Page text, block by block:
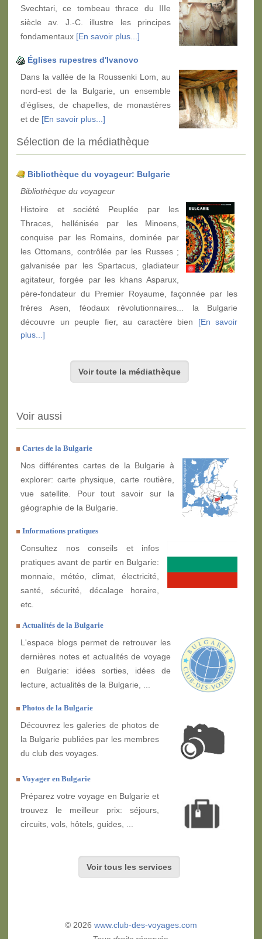
Svechtari, ce tombeau thrace du IIIe
siècle av. J.-C. illustre les principes
fondamentaux [En savoir plus...]
Églises rupestres d'Ivanovo
Dans la vallée de la Roussenki Lom, au
nord-est de la Bulgarie, un ensemble
d’églises, de chapelles, de monastères
et de [En savoir plus...]
Sélection de la médiathèque
Bibliothèque du voyageur: Bulgarie
Bibliothèque du voyageur
Histoire et société Peuplée par les
Thraces, hellénisée par les Minoens,
conquise par les Romains, dominée par
les Ottomans, contrôlée par les Russes ;
galvanisée par les Spartacus, gladiateur
agitateur, forgée par les khans Asparux,
père-fondateur du Premier Royaume, façonnée par les
frères Asen, féodaux révolutionnaires... la Bulgarie
découvre un peuple fier, au caractère bien [En savoir
plus...]
Voir toute la médiathèque
Voir aussi
Cartes de la Bulgarie
Nos différentes cartes de la Bulgarie à
explorer: carte physique, carte routière,
vue satellite. Pour tout savoir sur la
géographie de la Bulgarie.
Informations pratiques
Consultez nos conseils et infos
pratiques avant de partir en Bulgarie:
monnaie, météo, climat, électricité,
santé, sécurité, décalage horaire,
etc.
Actualités de la Bulgarie
L'espace blogs permet de retrouver les
dernières notes et actualités de voyage
en Bulgarie: idées sorties, idées de
lecture, actualités de la Bulgarie, ...
Photos de la Bulgarie
Découvrez les galeries de photos de
la Bulgarie publiées par les membres
du club des voyages.
Voyager en Bulgarie
Préparez votre voyage en Bulgarie et
trouvez le meilleur prix: séjours,
circuits, vols, hôtels, guides, ...
Voir tous les services
© 2026 www.club-des-voyages.com